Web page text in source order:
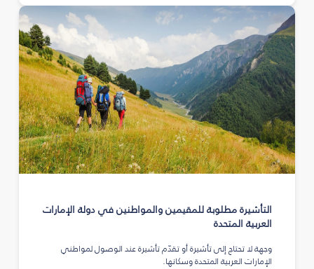
التأشيرة مطلوبة للمقيمين والمواطنين في دولة الإمارات
العربية المتحدة
وجهة لا تحتاج إلى تأشيرة أو تقدّم تأشيرة عند الوصول لمواطني
الإمارات العربية المتحدة وسكانها.